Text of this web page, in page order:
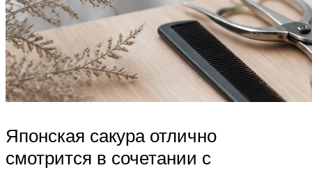
Японская сакура отлично
смотрится в сочетании с